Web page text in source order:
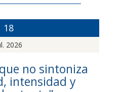
18
2026
no sintoniza
intensidad y